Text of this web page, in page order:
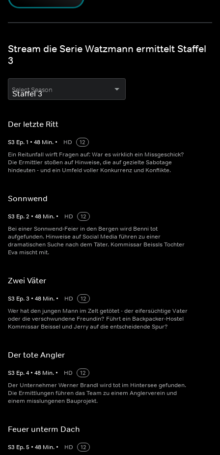
Stream die Serie Watzmann ermittelt Staffel
3
Select Season
Der letzte Ritt
S3 Ep.1 • 48 Min. • HD
12
Ein Reitunfall wirft Fragen auf: War es wirklich ein Missgeschick?
Die Ermittler stoßen auf Hinweise, die auf gezielte Sabotage
hindeuten - und ein Umfeld voller Konkurrenz und Konflikte.
Sonnwend
S3 Ep.2 • 48 Min. • HD
12
Bei einer Sonnwend-Feier in den Bergen wird Benni tot
aufgefunden. Hinweise auf Social Media führen zu einer
dramatischen Suche nach dem Täter. Kommissar Beissls Tochter
Eva mischt mit.
Zwei Väter
S3 Ep.3 • 48 Min. • HD
12
Wer hat den jungen Mann im Zelt getötet - der eifersüchtige Vater
oder die verschwundene Freundin? Führt ein Backpacker-Hostel
Kommissar Beissel und Jerry auf die entscheidende Spur?
Der tote Angler
S3 Ep.4 • 48 Min. • HD
12
Der Unternehmer Werner Brandl wird tot im Hintersee gefunden.
Die Ermittlungen führen das Team zu einem Anglerverein und
einem misslungenen Bauprojekt.
Feuer unterm Dach
S3 Ep.5 • 48 Min. • HD
12